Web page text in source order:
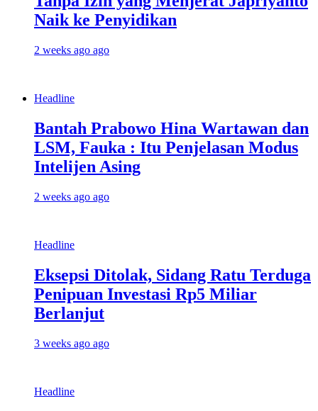
Naik ke Penyidikan
2 weeks ago ago
Headline
Bantah Prabowo Hina Wartawan dan
LSM, Fauka : Itu Penjelasan Modus
Intelijen Asing
2 weeks ago ago
Headline
Eksepsi Ditolak, Sidang Ratu Terduga
Penipuan Investasi Rp5 Miliar
Berlanjut
3 weeks ago ago
Headline